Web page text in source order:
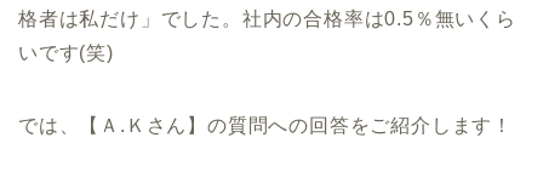
格者は私だけ」でした。社内の合格率は0.5％無いくら
いです(笑)
では、【Ａ.Ｋさん】の質問への回答をご紹介します！